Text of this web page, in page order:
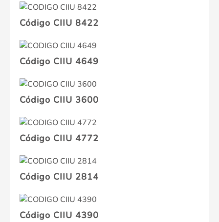
Código CIIU 8422
Código CIIU 4649
Código CIIU 3600
Código CIIU 4772
Código CIIU 2814
Código CIIU 4390